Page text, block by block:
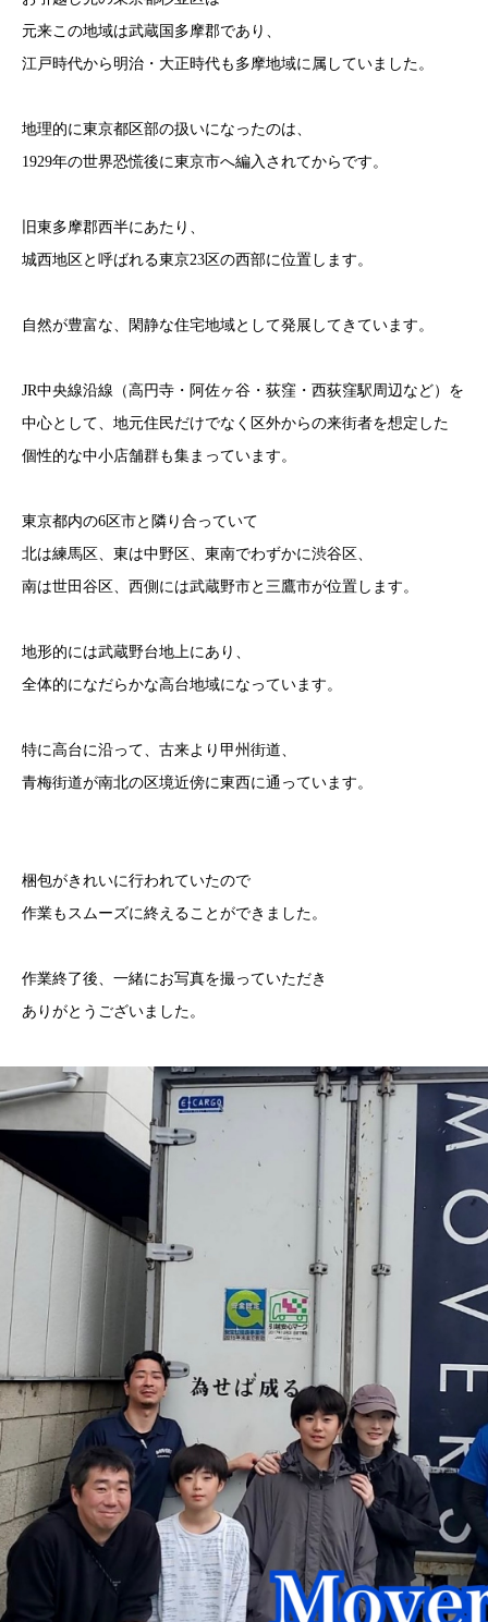
元来この地域は武蔵国多摩郡であり、
江戸時代から明治・大正時代も多摩地域に属していました。
地理的に東京都区部の扱いになったのは、
1929年の世界恐慌後に東京市へ編入されてからです。
旧東多摩郡西半にあたり、
城西地区と呼ばれる東京23区の西部に位置します。
自然が豊富な、閑静な住宅地域として発展してきています。
JR中央線沿線（高円寺・阿佐ヶ谷・荻窪・西荻窪駅周辺など）を
中心として、地元住民だけでなく区外からの来街者を想定した
個性的な中小店舗群も集まっています。
東京都内の6区市と隣り合っていて
北は練馬区、東は中野区、東南でわずかに渋谷区、
南は世田谷区、西側には武蔵野市と三鷹市が位置します。
地形的には武蔵野台地上にあり、
全体的になだらかな高台地域になっています。
特に高台に沿って、古来より甲州街道、
青梅街道が南北の区境近傍に東西に通っています。
梱包がきれいに行われていたので
作業もスムーズに終えることができました。
作業終了後、一緒にお写真を撮っていただき
ありがとうございました。